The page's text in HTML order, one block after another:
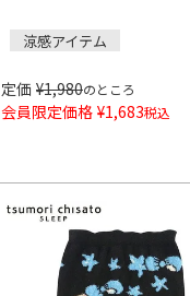
涼感アイテム
定価 ¥1,980のところ
会員限定価格 ¥1,683税込